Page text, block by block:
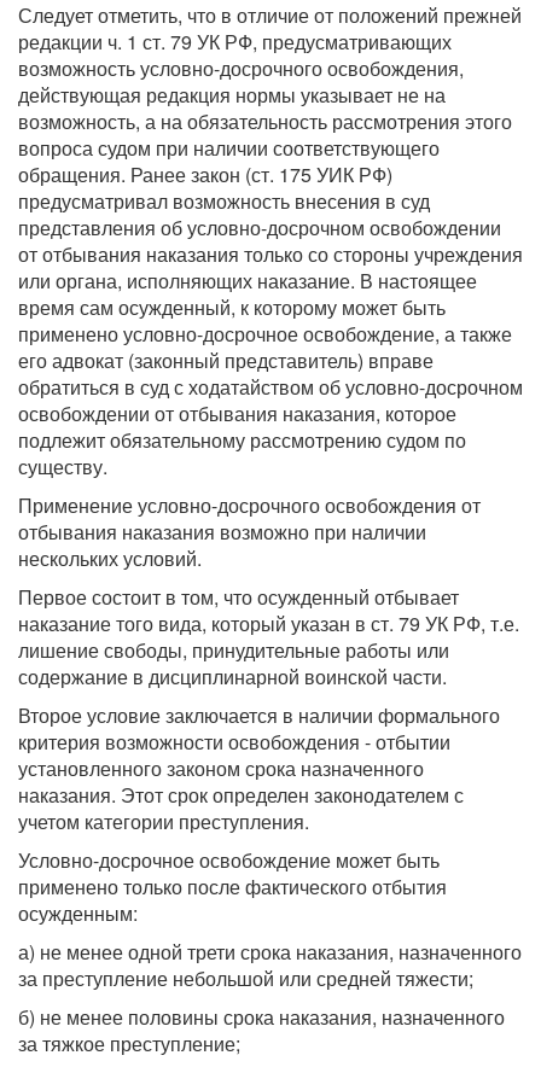
Следует отметить, что в отличие от положений прежней
редакции ч. 1 ст. 79 УК РФ, предусматривающих
возможность условно-досрочного освобождения,
действующая редакция нормы указывает не на
возможность, а на обязательность рассмотрения этого
вопроса судом при наличии соответствующего
обращения. Ранее закон (ст. 175 УИК РФ)
предусматривал возможность внесения в суд
представления об условно-досрочном освобождении
от отбывания наказания только со стороны учреждения
или органа, исполняющих наказание. В настоящее
время сам осужденный, к которому может быть
применено условно-досрочное освобождение, а также
его адвокат (законный представитель) вправе
обратиться в суд с ходатайством об условно-досрочном
освобождении от отбывания наказания, которое
подлежит обязательному рассмотрению судом по
существу.
Применение условно-досрочного освобождения от
отбывания наказания возможно при наличии
нескольких условий.
Первое состоит в том, что осужденный отбывает
наказание того вида, который указан в ст. 79 УК РФ, т.е.
лишение свободы, принудительные работы или
содержание в дисциплинарной воинской части.
Второе условие заключается в наличии формального
критерия возможности освобождения - отбытии
установленного законом срока назначенного
наказания. Этот срок определен законодателем с
учетом категории преступления.
Условно-досрочное освобождение может быть
применено только после фактического отбытия
осужденным:
а) не менее одной трети срока наказания, назначенного
за преступление небольшой или средней тяжести;
б) не менее половины срока наказания, назначенного
за тяжкое преступление;